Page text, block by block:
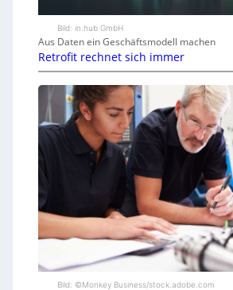
Bild: in.hub GmbH
Aus Daten ein Geschäftsmodell machen
Retrofit rechnet sich immer
Bild: ©Monkey Business/stock.adobe.com